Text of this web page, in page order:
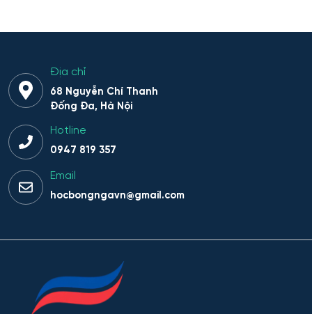
Địa chỉ
68 Nguyễn Chí Thanh
Đống Đa, Hà Nội
Hotline
0947 819 357
Email
hocbongngavn@gmail.com